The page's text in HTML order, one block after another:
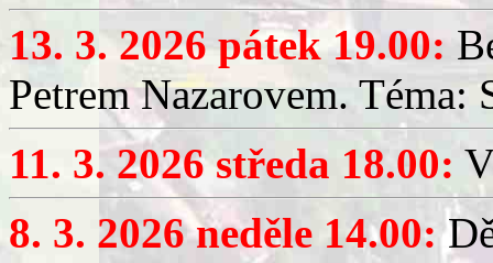
13. 3. 2026 pátek 19.00:
Petrem Nazarovem. Téma:
11. 3. 2026 středa 18.00:
8. 3. 2026 neděle 14.00: